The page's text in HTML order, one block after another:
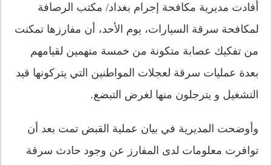
أفادت مديرية مكافحة إجرام بغداد/ مكتب الرصافة
لمكافحة سرقة السيارات، يوم الأحد، أن مفارزها تمكنت
من تفكيك عصابة متكونة من خمسة متهمين لقيامهم
بعدة عمليات سرقة لعجلات المواطنين التي يتركونها قيد
التشغيل و يترجلون منها لغرض التبضع.
وأوضحت المديرية في بيان عملية القبض تمت بعد أن
توافرت معلومات لدى المفارز عن وجود حادث سرقة